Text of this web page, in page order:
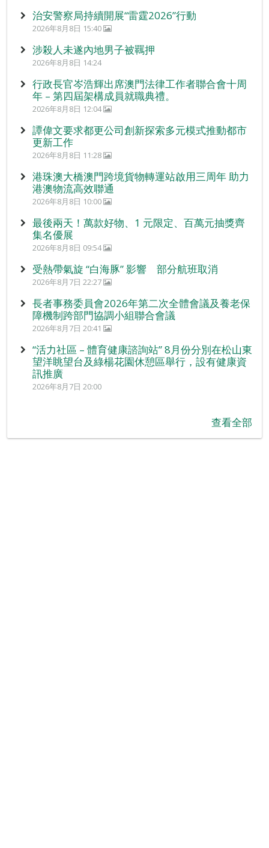
治安警察局持續開展“雷霆2026”行動
2026年8月8日 15:40
涉殺人未遂內地男子被羈押
2026年8月8日 14:24
行政長官岑浩輝出席澳門法律工作者聯合會十周
年 – 第四屆架構成員就職典禮。
2026年8月8日 12:04
譚偉文要求都更公司創新探索多元模式推動都市
更新工作
2026年8月8日 11:28
港珠澳大橋澳門跨境貨物轉運站啟用三周年 助力
港澳物流高效聯通
2026年8月8日 10:00
最後兩天！萬款好物、1 元限定、百萬元抽獎齊
集名優展
2026年8月8日 09:54
受熱帶氣旋 “白海豚” 影響 部分航班取消
2026年8月7日 22:27
長者事務委員會2026年第二次全體會議及養老保
障機制跨部門協調小組聯合會議
2026年8月7日 20:41
“活力社區 – 體育健康諮詢站” 8月份分別在松山東
望洋眺望台及綠楊花園休憩區舉行，設有健康資
訊推廣
2026年8月7日 20:00
查看全部